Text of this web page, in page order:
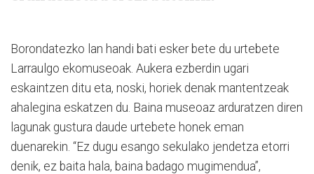
Borondatezko lan handi bati esker bete du urtebete
Larraulgo ekomuseoak. Aukera ezberdin ugari
eskaintzen ditu eta, noski, horiek denak mantentzeak
ahalegina eskatzen du. Baina museoaz arduratzen diren
lagunak gustura daude urtebete honek eman
duenarekin. “Ez dugu esango sekulako jendetza etorri
denik, ez baita hala, baina badago mugimendua”,